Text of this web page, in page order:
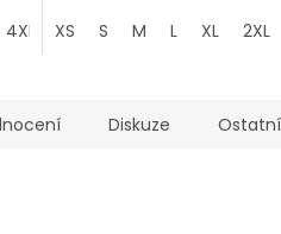
4XL 5XL
XS
S M L XL 2XL
Diskuze